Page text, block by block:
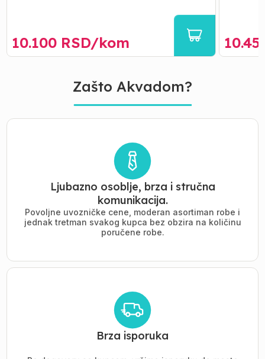
10.100 RSD/kom
Zašto Akvadom?
Ljubazno osoblje, brza i stručna
komunikacija.
Povoljne uvozničke cene, moderan asortiman robe i
jednak tretman svakog kupca bez obzira na količinu
poručene robe.
Brza isporuka